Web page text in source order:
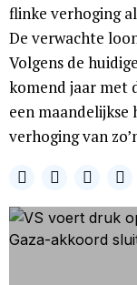
flinke verhoging
De verwachte
Volgens de
komend jaar met
een
verhoging van